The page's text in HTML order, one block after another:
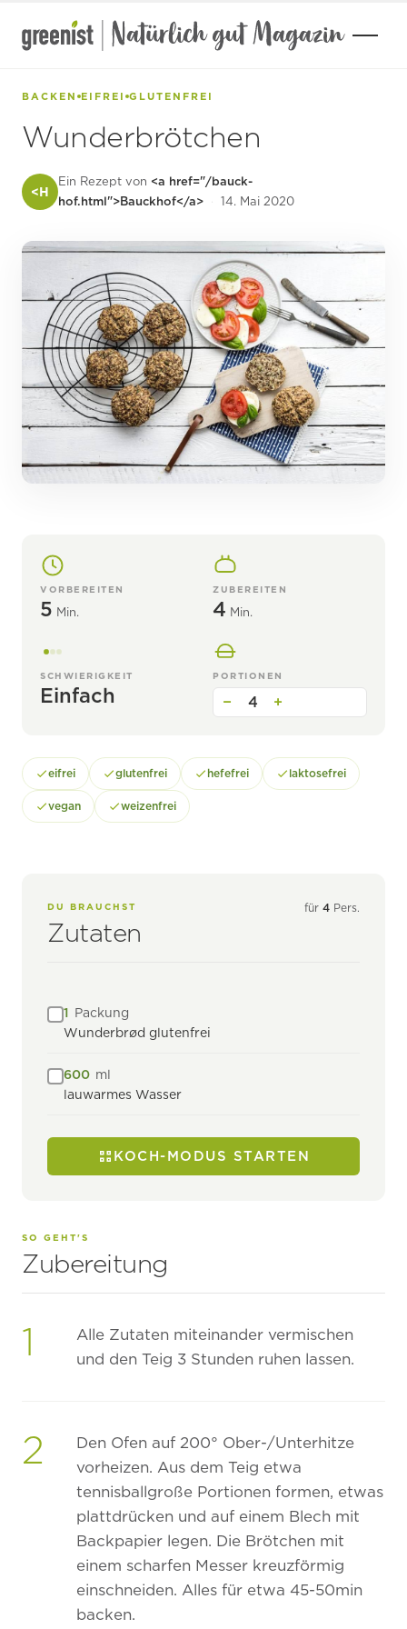
Inhalt
GARTEN
DROGERIE
KOSMETIK
BACKEN EIFREI GLUTENFREI
Wunderbrötchen
<H
Ein Rezept von <a href="/bauck-
hof.html">Bauckhof</a> · 14. Mai 2020
VORBEREITEN
5 Min.
ZUBEREITEN
4 Min.
SCHWIERIGKEIT
Einfach
PORTIONEN
− 4 +
eifrei glutenfrei hefefrei laktosefrei
vegan weizenfrei
DU BRAUCHST
Zutaten
für 4 Pers.
1 Packung
Wunderbrød glutenfrei
600 ml
lauwarmes Wasser
KOCH-MODUS STARTEN
SO GEHT'S
Zubereitung
1
Alle Zutaten miteinander vermischen
und den Teig 3 Stunden ruhen lassen.
2
Den Ofen auf 200° Ober-/Unterhitze
vorheizen. Aus dem Teig etwa
tennisballgroße Portionen formen, etwas
plattdrücken und auf einem Blech mit
Backpapier legen. Die Brötchen mit
einem scharfen Messer kreuzförmig
einschneiden. Alles für etwa 45-50min
backen.